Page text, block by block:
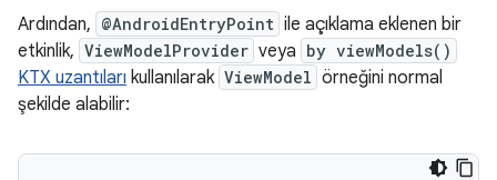
Ardından, @AndroidEntryPoint ile açıklama eklenen bir
etkinlik, ViewModelProvider veya by viewModels()
KTX uzantıları kullanılarak ViewModel örneğini normal
şekilde alabilir: